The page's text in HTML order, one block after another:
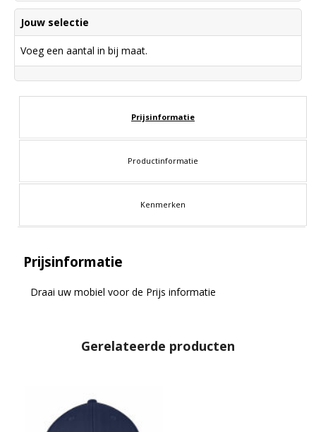
Jouw selectie
Voeg een aantal in bij maat.
Prijsinformatie
Productinformatie
Kenmerken
Prijsinformatie
Draai uw mobiel voor de Prijs informatie
Gerelateerde producten